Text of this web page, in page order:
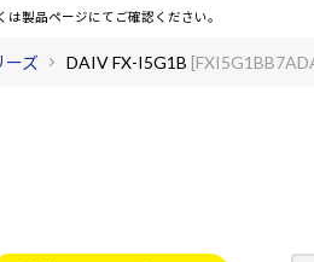
製品ページにてご確認ください。
ーズ DAIV FX-I5G1B